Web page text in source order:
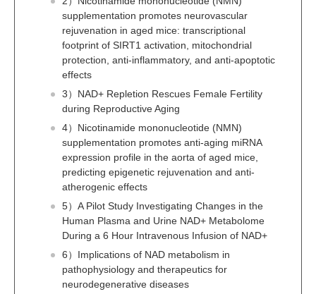
supplementation promotes neurovascular
rejuvenation in aged mice: transcriptional
footprint of SIRT1 activation, mitochondrial
protection, anti-inflammatory, and anti-apoptotic
effects
3）NAD+ Repletion Rescues Female Fertility
during Reproductive Aging
4）Nicotinamide mononucleotide (NMN)
supplementation promotes anti-aging miRNA
expression profile in the aorta of aged mice,
predicting epigenetic rejuvenation and anti-
atherogenic effects
5）A Pilot Study Investigating Changes in the
Human Plasma and Urine NAD+ Metabolome
During a 6 Hour Intravenous Infusion of NAD+
6）Implications of NAD metabolism in
pathophysiology and therapeutics for
neurodegenerative diseases